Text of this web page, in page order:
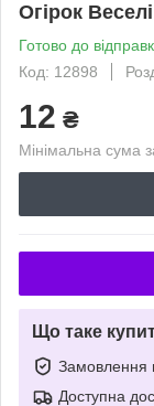
Огірок
Готово до
Код: 12898
12 ₴
Мінімальна сума
Що таке
Замовлення
Доступна